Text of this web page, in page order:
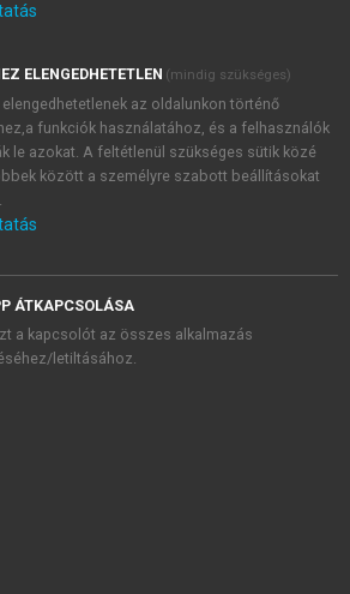
Akadémiai Kiadó Zrt. újdonságairól,
tájékoztatóbanfoglaltakat tudomásul
feltételeket, valamint a szotar.netés a
licencszerződéseiben foglaltakat
és elfogadom.
KIPRÓBÁLOM
ELENGEDHETETLEN (mindig szükséges)
elengedhetetlenek az oldalunkon történő
funkciók használatához, és a felhasználók
le azokat. A feltétlenül szükséges sütik közé
között a személyre szabott beállításokat
ÁTKAPCSOLÁSA
a kapcsolót az összes alkalmazás
letiltásához.